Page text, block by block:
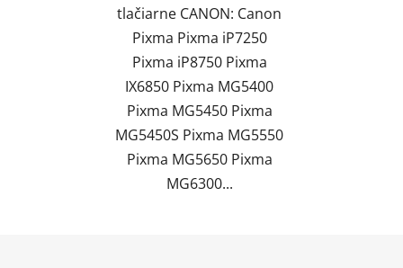
tlačiarne CANON: Canon
Pixma Pixma iP7250
Pixma iP8750 Pixma
IX6850 Pixma MG5400
Pixma MG5450 Pixma
MG5450S Pixma MG5550
Pixma MG5650 Pixma
MG6300...